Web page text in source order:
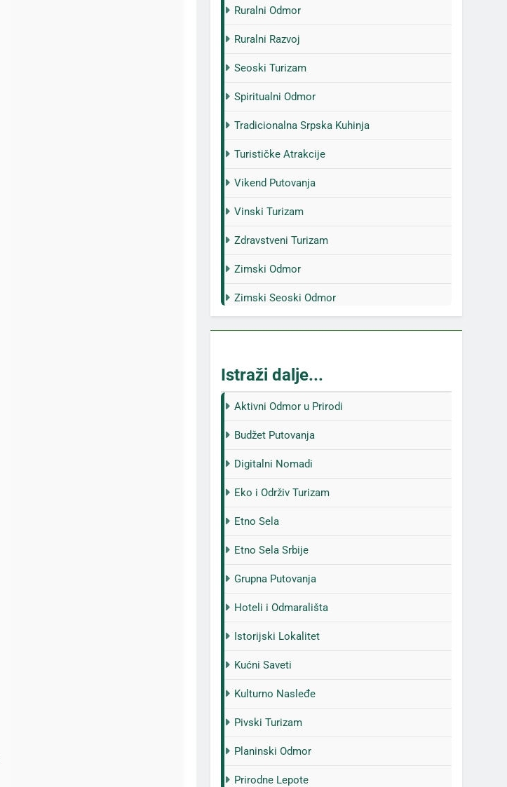
Ruralni Odmor
Ruralni Razvoj
Seoski Turizam
Spiritualni Odmor
Tradicionalna Srpska Kuhinja
Turističke Atrakcije
Vikend Putovanja
Vinski Turizam
Zdravstveni Turizam
Zimski Odmor
Zimski Seoski Odmor
Istraži dalje...
Aktivni Odmor u Prirodi
Budžet Putovanja
Digitalni Nomadi
Eko i Održiv Turizam
Etno Sela
Etno Sela Srbije
Grupna Putovanja
Hoteli i Odmarališta
Istorijski Lokalitet
Kućni Saveti
Kulturno Nasleđe
Pivski Turizam
Planinski Odmor
Prirodne Lepote